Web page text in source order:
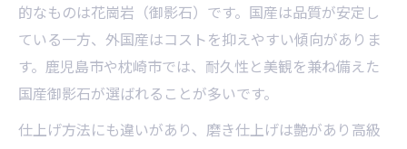
的なものは花崗岩（御影石）です。国産は品質が安定し
ている一方、外国産はコストを抑えやすい傾向がありま
す。鹿児島市や枕崎市では、耐久性と美観を兼ね備えた
国産御影石が選ばれることが多いです。
仕上げ方法にも違いがあり、磨き仕上げは艶があり高級